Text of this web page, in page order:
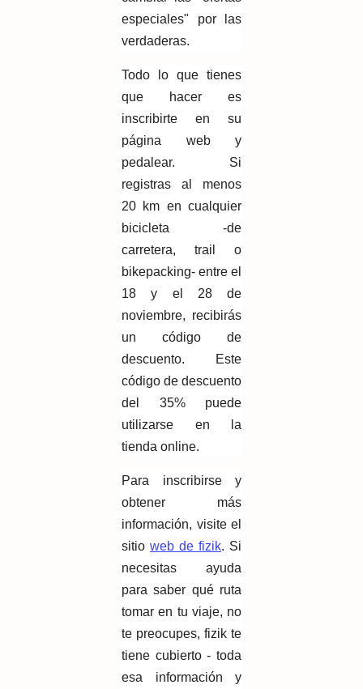
especiales" por las
verdaderas.
Todo lo que tienes
que hacer es
inscribirte en su
página web y
pedalear. Si
registras al menos
20 km en cualquier
bicicleta -de
carretera, trail o
bikepacking- entre el
18 y el 28 de
noviembre, recibirás
un código de
descuento. Este
código de descuento
del 35% puede
utilizarse en la
tienda online.
Para inscribirse y
obtener más
información, visite el
sitio web de fizik. Si
necesitas ayuda
para saber qué ruta
tomar en tu viaje, no
te preocupes, fizik te
tiene cubierto - toda
esa información y